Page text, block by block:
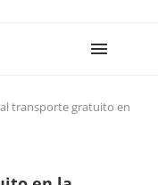
transporte gratuito en